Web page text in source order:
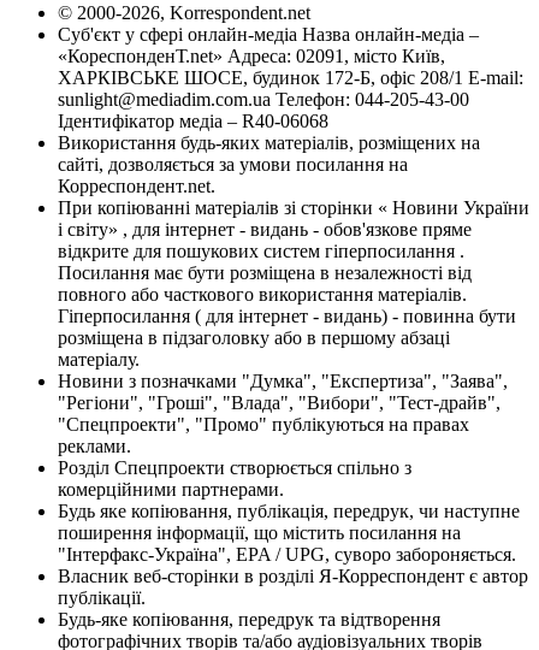
© 2000-2026, Korrespondent.net
Суб'єкт у сфері онлайн-медіа Назва онлайн-медіа –
«КореспонденТ.net» Адреса: 02091, місто Київ,
ХАРКІВСЬКЕ ШОСЕ, будинок 172-Б, офіс 208/1 E-mail:
sunlight@mediadim.com.ua Телефон: 044-205-43-00
Ідентифікатор медіа – R40-06068
Використання будь-яких матеріалів, розміщених на
сайті, дозволяється за умови посилання на
Корреспондент.net.
При копіюванні матеріалів зі сторінки « Новини України
і світу» , для інтернет - видань - обов'язкове пряме
відкрите для пошукових систем гіперпосилання .
Посилання має бути розміщена в незалежності від
повного або часткового використання матеріалів.
Гіперпосилання ( для інтернет - видань) - повинна бути
розміщена в підзаголовку або в першому абзаці
матеріалу.
Новини з позначками "Думка", "Експертиза", "Заява",
"Регіони", "Гроші", "Влада", "Вибори", "Тест-драйв",
"Спецпроекти", "Промо" публікуються на правах
реклами.
Розділ Спецпроекти створюється спільно з
комерційними партнерами.
Будь яке копіювання, публікація, передрук, чи наступне
поширення інформації, що містить посилання на
"Інтерфакс-Україна", EPA / UPG, суворо забороняється.
Власник веб-сторінки в розділі Я-Корреспондент є автор
публікації.
Будь-яке копіювання, передрук та відтворення
фотографічних творів та/або аудіовізуальних творів